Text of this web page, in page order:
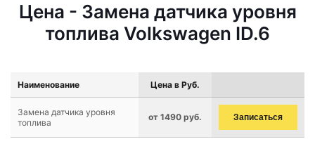
Цена - Замена датчика уровня
топлива Volkswagen ID.6
Наименование Цена в Руб.
Замена датчика уровня
топлива
от 1490 руб. Записаться